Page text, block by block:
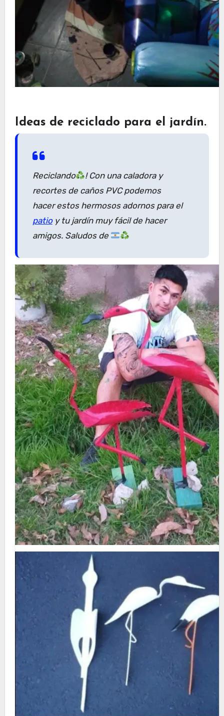
Ideas de reciclado para el jardín.
Reciclando
! Con una caladora y
recortes de caños PVC podemos
hacer estos hermosos adornos para el
patioy tu jardín muy fácil de hacer
amigos. Saludos de